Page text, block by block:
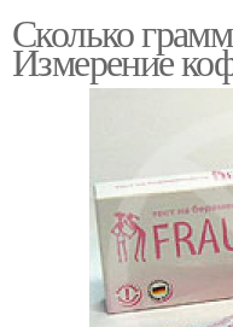
Сколько
Измерение